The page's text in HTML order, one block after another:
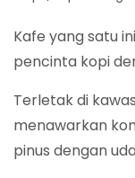
Kafe yang satu
pencinta kopi
Terletak di
menawarkan
pinus dengan